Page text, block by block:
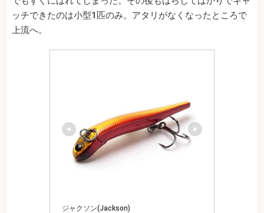
ッチできたのは小型1匹のみ。アタリがなくなったところで
上流へ。
ジャクソン(Jackson)